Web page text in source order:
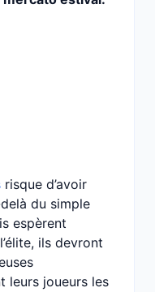
risque d’avoir
du simple
espèrent
ils devront
leurs joueurs les